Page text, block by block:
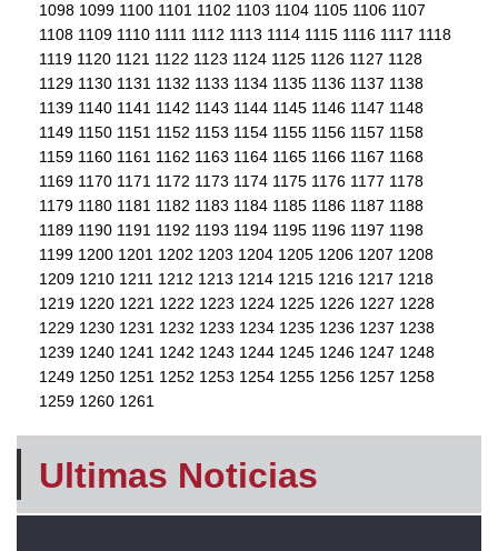
1098 1099 1100 1101 1102 1103 1104 1105 1106 1107
1108 1109 1110 1111 1112 1113 1114 1115 1116 1117 1118
1119 1120 1121 1122 1123 1124 1125 1126 1127 1128
1129 1130 1131 1132 1133 1134 1135 1136 1137 1138
1139 1140 1141 1142 1143 1144 1145 1146 1147 1148
1149 1150 1151 1152 1153 1154 1155 1156 1157 1158
1159 1160 1161 1162 1163 1164 1165 1166 1167 1168
1169 1170 1171 1172 1173 1174 1175 1176 1177 1178
1179 1180 1181 1182 1183 1184 1185 1186 1187 1188
1189 1190 1191 1192 1193 1194 1195 1196 1197 1198
1199 1200 1201 1202 1203 1204 1205 1206 1207 1208
1209 1210 1211 1212 1213 1214 1215 1216 1217 1218
1219 1220 1221 1222 1223 1224 1225 1226 1227 1228
1229 1230 1231 1232 1233 1234 1235 1236 1237 1238
1239 1240 1241 1242 1243 1244 1245 1246 1247 1248
1249 1250 1251 1252 1253 1254 1255 1256 1257 1258
1259 1260 1261
Ultimas Noticias